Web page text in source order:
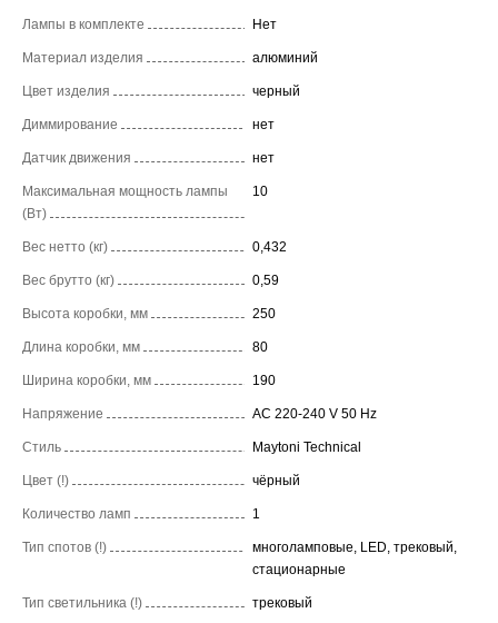
Лампы в комплекте Нет
Материал изделия алюминий
Цвет изделия черный
Диммирование нет
Датчик движения нет
Максимальная мощность лампы
(Вт)
10
Вес нетто (кг) 0,432
Вес брутто (кг) 0,59
Высота коробки, мм 250
Длина коробки, мм 80
Ширина коробки, мм 190
Напряжение AC 220-240 V 50 Hz
Стиль Maytoni Technical
Цвет (!) чёрный
Количество ламп 1
Тип спотов (!)
многоламповые, LED, трековый,
стационарные
Тип светильника (!) трековый